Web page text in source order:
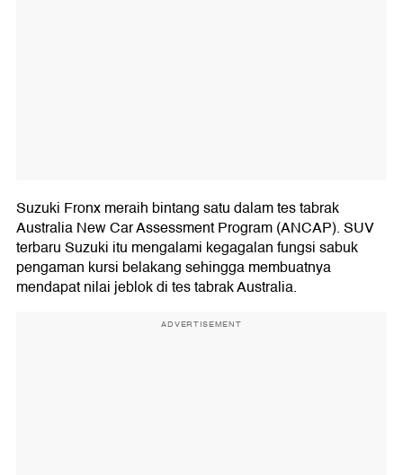
Suzuki Fronx meraih bintang satu dalam tes tabrak
Australia New Car Assessment Program (ANCAP). SUV
terbaru Suzuki itu mengalami kegagalan fungsi sabuk
pengaman kursi belakang sehingga membuatnya
mendapat nilai jeblok di tes tabrak Australia.
ADVERTISEMENT